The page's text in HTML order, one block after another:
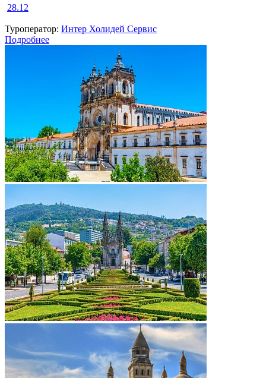
28.12
Туроператор: Интер Холидей Сервис
Подробнее